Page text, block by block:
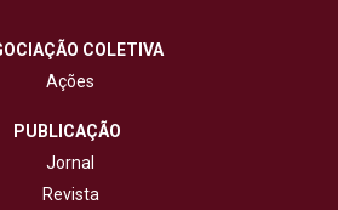
COLETIVA
Ações
PUBLICAÇÃO
Jornal
Revista